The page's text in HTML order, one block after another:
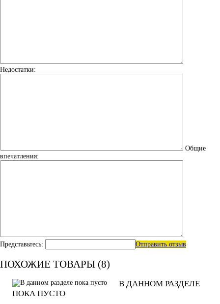
Недостатки:
Общие
впечатления:
Представьтесь: Отправить отзыв
ПОХОЖИЕ ТОВАРЫ (8)
В ДАННОМ РАЗДЕЛЕ
ПОКА ПУСТО